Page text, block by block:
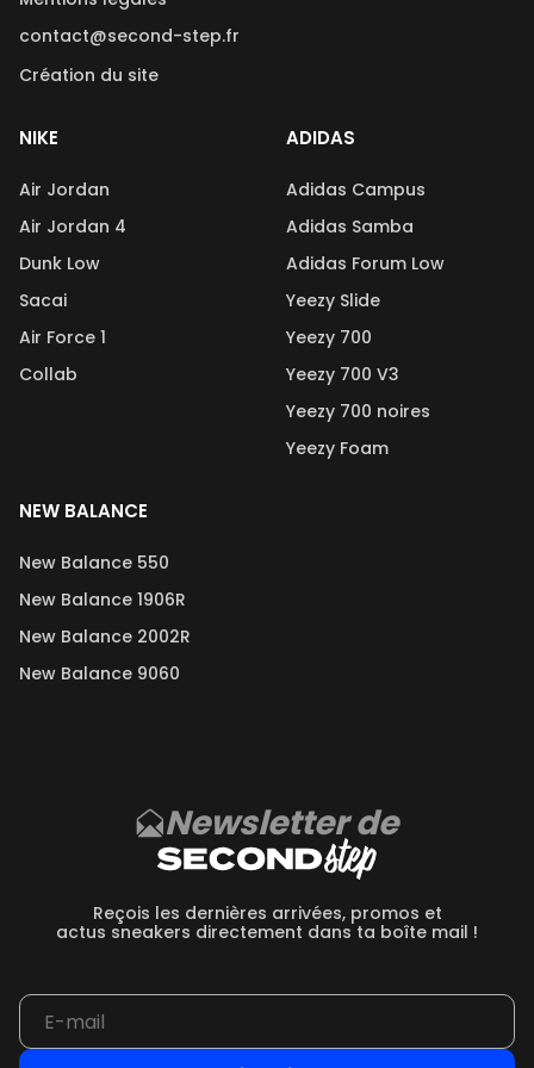
contact@second-step.fr
Création du site
NIKE
Air Jordan
Air Jordan 4
Dunk Low
Sacai
Air Force 1
Collab
ADIDAS
Adidas Campus
Adidas Samba
Adidas Forum Low
Yeezy Slide
Yeezy 700
Yeezy 700 V3
Yeezy 700 noires
Yeezy Foam
NEW BALANCE
New Balance 550
New Balance 1906R
New Balance 2002R
New Balance 9060
Newsletter de
Reçois les dernières arrivées, promos et
actus sneakers directement dans ta boîte mail !